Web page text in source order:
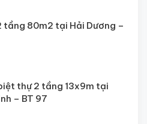
tầng 80m2 tại Hải Dương –
thự 2 tầng 13x9m tại
– BT 97